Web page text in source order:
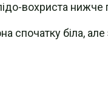
вохриста
спочатку біла,